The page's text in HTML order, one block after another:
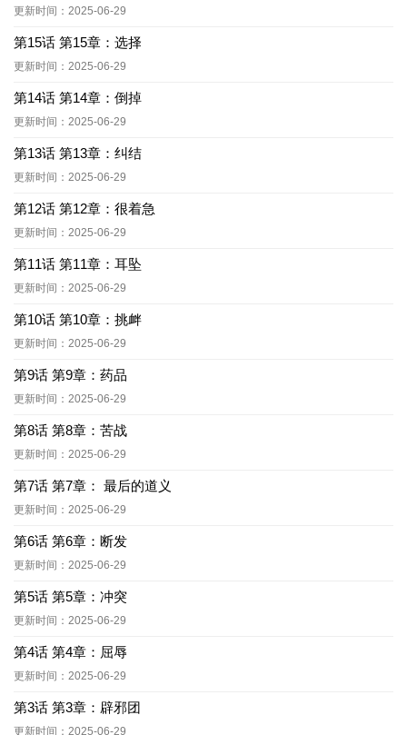
更新时间：2025-06-29
第15话 第15章：选择
更新时间：2025-06-29
第14话 第14章：倒掉
更新时间：2025-06-29
第13话 第13章：纠结
更新时间：2025-06-29
第12话 第12章：很着急
更新时间：2025-06-29
第11话 第11章：耳坠
更新时间：2025-06-29
第10话 第10章：挑衅
更新时间：2025-06-29
第9话 第9章：药品
更新时间：2025-06-29
第8话 第8章：苦战
更新时间：2025-06-29
第7话 第7章： 最后的道义
更新时间：2025-06-29
第6话 第6章：断发
更新时间：2025-06-29
第5话 第5章：冲突
更新时间：2025-06-29
第4话 第4章：屈辱
更新时间：2025-06-29
第3话 第3章：辟邪团
更新时间：2025-06-29